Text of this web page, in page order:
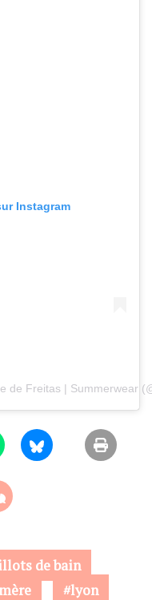
Instagram
de Freitas | Summerwear
de bain
lyon